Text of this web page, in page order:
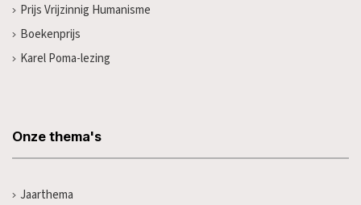
Prijs Vrijzinnig Humanisme
Boekenprijs
Karel Poma-lezing
Onze thema's
Jaarthema